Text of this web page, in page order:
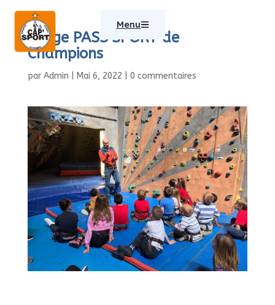
Menu
Stage PASS’SPORT de
Champions
par Admin Mai 6, 2022 0 commentaires